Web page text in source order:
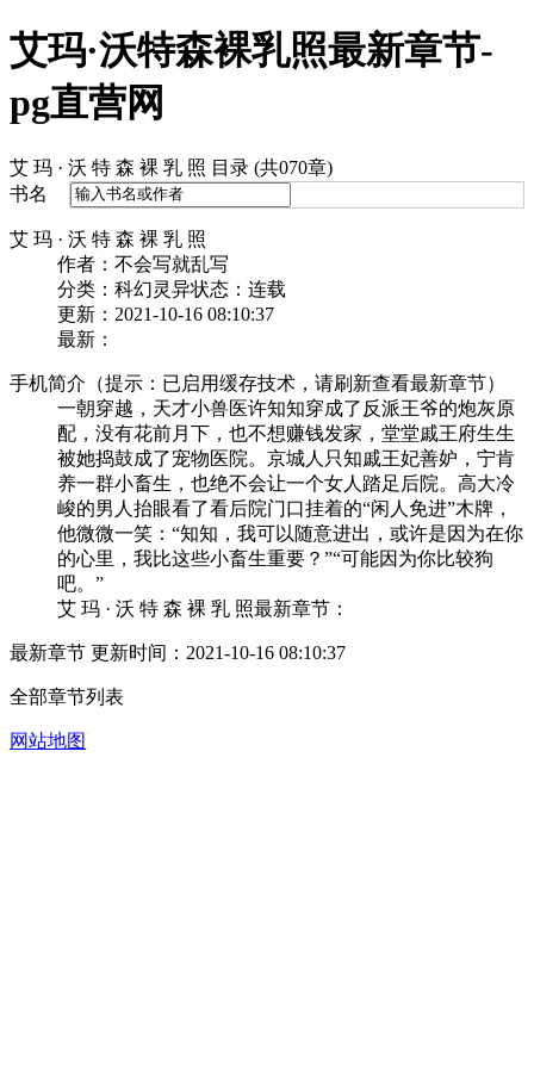
艾玛·沃特森裸乳照最新章节-
pg直营网
艾 玛 · 沃 特 森 裸 乳 照 目录 (共070章)
书名
艾 玛 · 沃 特 森 裸 乳 照
作者：不会写就乱写
分类：科幻灵异状态：连载
更新：2021-10-16 08:10:37
最新：
手机简介（提示：已启用缓存技术，请刷新查看最新章节）
一朝穿越，天才小兽医许知知穿成了反派王爷的炮灰原
配，没有花前月下，也不想赚钱发家，堂堂戚王府生生
被她捣鼓成了宠物医院。京城人只知戚王妃善妒，宁肯
养一群小畜生，也绝不会让一个女人踏足后院。高大冷
峻的男人抬眼看了看后院门口挂着的“闲人免进”木牌，
他微微一笑：“知知，我可以随意进出，或许是因为在你
的心里，我比这些小畜生重要？”“可能因为你比较狗
吧。”
艾 玛 · 沃 特 森 裸 乳 照最新章节：
最新章节 更新时间：2021-10-16 08:10:37
全部章节列表
网站地图